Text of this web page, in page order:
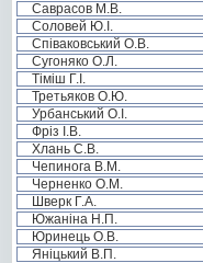
Саврасов М.В.
Соловей Ю.І.
Співаковський О.В.
Сугоняко О.Л.
Тіміш Г.І.
Третьяков О.Ю.
Урбанський О.І.
Фріз І.В.
Хлань С.В.
Чепинога В.М.
Черненко О.М.
Шверк Г.А.
Южаніна Н.П.
Юринець О.В.
Яніцький В.П.